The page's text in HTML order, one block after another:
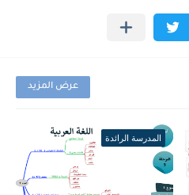
عرض المزيد
المدرسة الرائدة